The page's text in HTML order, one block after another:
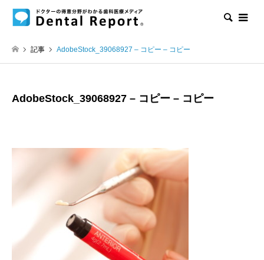
検索
記事 AdobeStock_39068927 – コピー – コピー
AdobeStock_39068927 – コピー – コピー